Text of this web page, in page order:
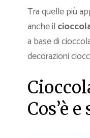
Tra quelle più
anche il
a base di
decorazioni
Cos’è